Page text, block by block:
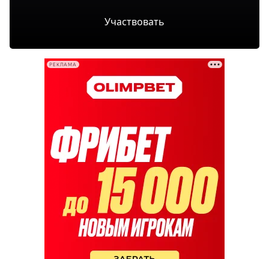
Участвовать
РЕКЛАМА